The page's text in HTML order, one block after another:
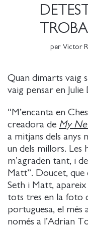
per Victor
Quan dimarts vaig
vaig pensar en Julie
“M’encanta en
creadora de My
a mitjans dels anys
un dels millors. Les
m’agraden tant, i
Matt”. Doucet,
Seth i Matt, apareix
tots tres en la foto
portuguesa, el més
només a l’Adrian